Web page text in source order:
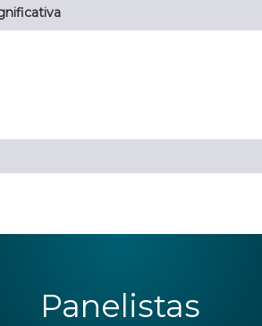
Panelistas